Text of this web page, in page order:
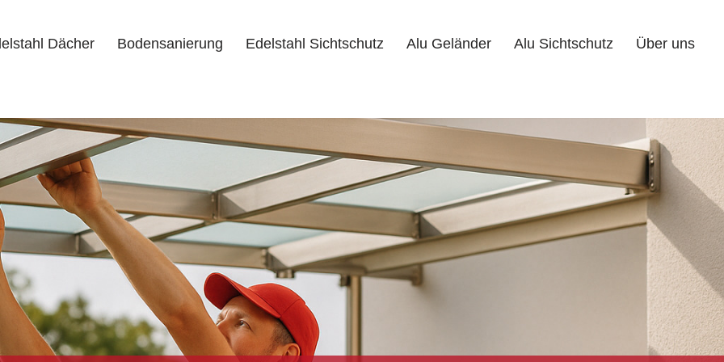
Dächer Bodensanierung Edelstahl Sichtschutz Alu Geländer Alu Sichtschutz
Über uns
Dächer Edelstahl Sichtschutz Alu Geländer Kontakt